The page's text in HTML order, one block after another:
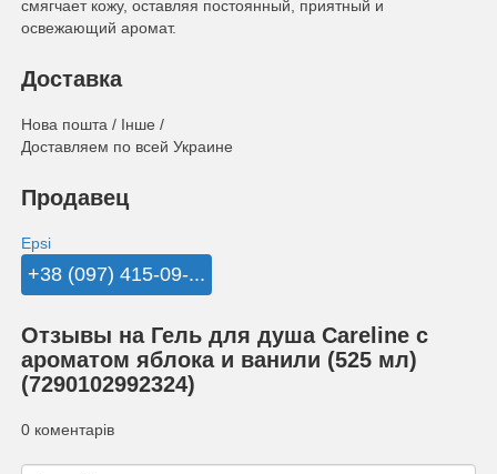
смягчает кожу, оставляя постоянный, приятный и
освежающий аромат.
Доставка
Нова пошта / Інше /
Доставляем по всей Украине
Продавец
Epsi
+38 (097) 415-09-...
Отзывы на Гель для душа Careline с
ароматом яблока и ванили (525 мл)
(7290102992324)
0 коментарів